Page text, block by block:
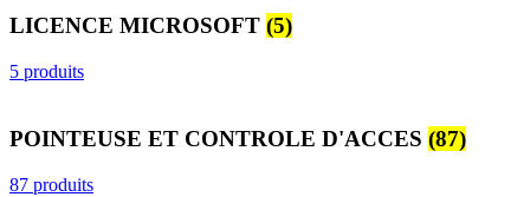
LICENCE MICROSOFT (5)
5 produits
POINTEUSE ET CONTROLE D'ACCES (87)
87 produits